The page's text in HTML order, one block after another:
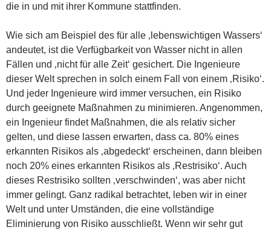
die in und mit ihrer Kommune stattfinden.
Wie sich am Beispiel des für alle ‚lebenswichtigen Wassers‘
andeutet, ist die Verfügbarkeit von Wasser nicht in allen
Fällen und ‚nicht für alle Zeit‘ gesichert. Die Ingenieure
dieser Welt sprechen in solch einem Fall von einem ‚Risiko‘.
Und jeder Ingenieure wird immer versuchen, ein Risiko
durch geeignete Maßnahmen zu minimieren. Angenommen,
ein Ingenieur findet Maßnahmen, die als relativ sicher
gelten, und diese lassen erwarten, dass ca. 80% eines
erkannten Risikos als ‚abgedeckt‘ erscheinen, dann bleiben
noch 20% eines erkannten Risikos als ‚Restrisiko‘. Auch
dieses Restrisiko sollten ‚verschwinden‘, was aber nicht
immer gelingt. Ganz radikal betrachtet, leben wir in einer
Welt und unter Umständen, die eine vollständige
Eliminierung von Risiko ausschließt. Wenn wir sehr gut